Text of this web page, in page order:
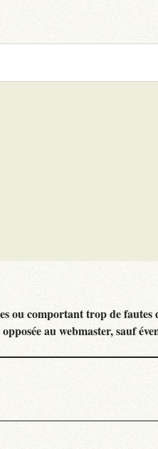
ou comportant trop de
au webmaster, sauf